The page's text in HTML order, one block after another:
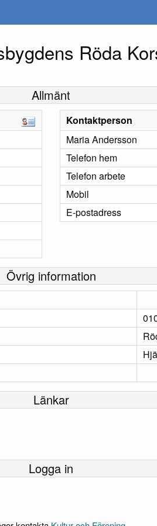
Röda
Allmänt
Kontaktperson
Maria Andersson
Telefon hem
Telefon arbete
Mobil
E-postadress
Övrig information
Länkar
Logga in